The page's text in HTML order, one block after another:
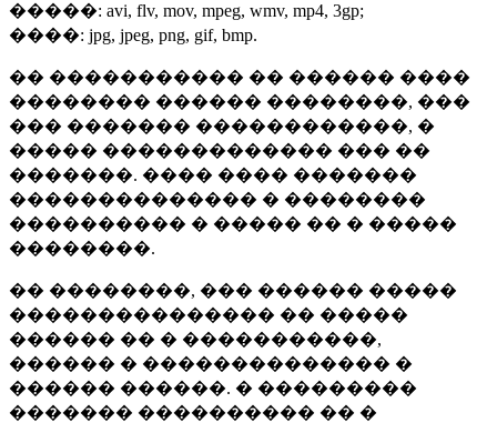
�����: avi, flv, mov, mpeg, wmv, mp4, 3gp;
����: jpg, jpeg, png, gif, bmp.
�� ����������� �� ������ ����
�������� ������ ��������, ���
��� ������� ������������, �
����� ������������� ��� ��
�������. ���� ���� �������
�������������� � ��������
���������� � ����� �� � �����
��������.
�� ��������, ��� ������ �����
��������������� �� �����
������ �� � �����������,
������ � �������������� �
������ ������. � ���������
������� ���������� �� �